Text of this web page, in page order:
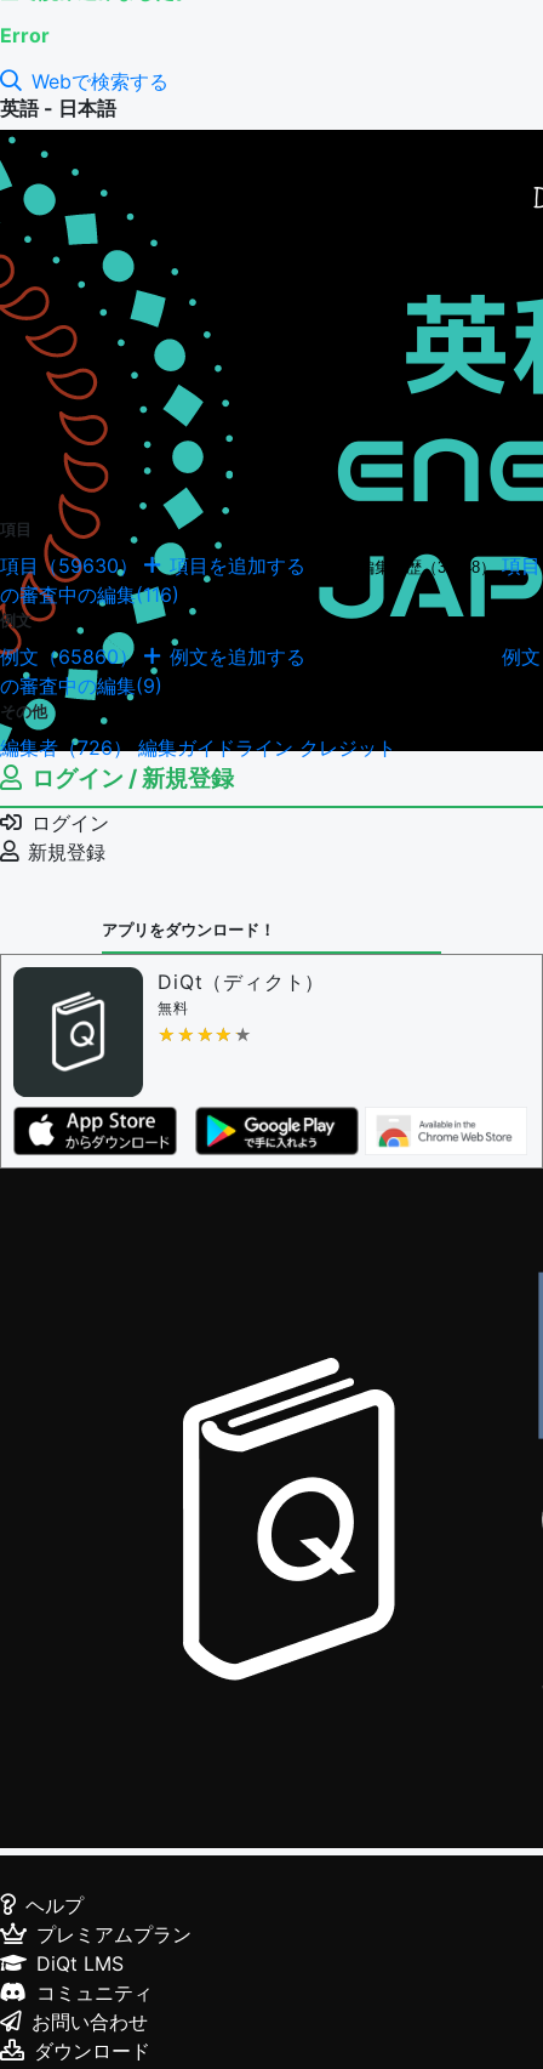
Error
Webで検索する
英語 - 日本語
項目
項目（59630） 項目を追加する 項目の編集履歴（34948） 項目
の審査中の編集(116)
例文
例文（65860） 例文を追加する
例文
の審査中の編集(9)
その他
編集者（726）編集ガイドラインクレジット
ログイン / 新規登録
ログイン
新規登録
アプリをダウンロード！
DiQt（ディクト）
無料
★★★★★
★★★★★
ヘルプ
プレミアムプラン
DiQt LMS
コミュニティ
お問い合わせ
ダウンロード